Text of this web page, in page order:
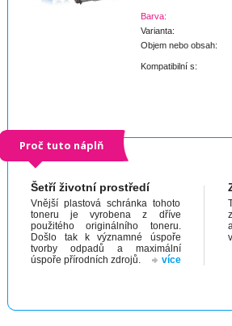
Barva:
Varianta:
Objem nebo obsah:
Kompatibilní s:
Proč tuto náplň
Šetří životní prostředí
Vnější plastová schránka tohoto
toneru je vyrobena z dříve
použitého originálního toneru.
Došlo tak k významné úspoře
tvorby odpadů a maximální
úspoře přírodních zdrojů.
více